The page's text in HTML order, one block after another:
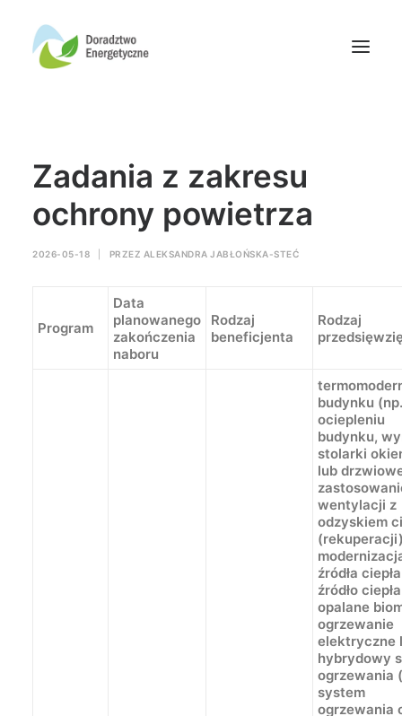
Aktualności
Wydarzenia
Oferta finansowania
Wiedza
Zadania z zakresu
ochrony powietrza
2026-05-18 PRZEZ ALEKSANDRA JABŁOŃSKA-STEĆ
Program
Data
planowanego
zakończenia
naboru
Rodzaj
beneficjenta
Rodzaj
budynku (np.
ociepleniu
budynku,
stolarki
lub
wentylacji z
odzyskiem
źródła
źródło ciepła
opalane
ogrzewanie
elektryczne
hybrydowy
ogrzewania
system
ogrzewania